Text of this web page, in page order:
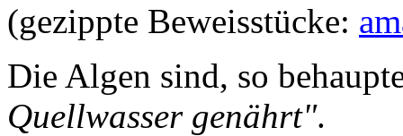
(gezippte Beweisstücke:
Die Algen sind, so
Quellwasser genährt".